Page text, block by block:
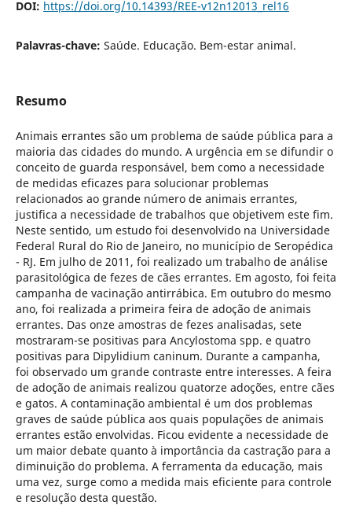
DOI: https://doi.org/10.14393/REE-v12n12013_rel16
Palavras-chave: Saúde. Educação. Bem-estar animal.
Resumo
Animais errantes são um problema de saúde pública para a
maioria das cidades do mundo. A urgência em se difundir o
conceito de guarda responsável, bem como a necessidade
de medidas eficazes para solucionar problemas
relacionados ao grande número de animais errantes,
justifica a necessidade de trabalhos que objetivem este fim.
Neste sentido, um estudo foi desenvolvido na Universidade
Federal Rural do Rio de Janeiro, no município de Seropédica
- RJ. Em julho de 2011, foi realizado um trabalho de análise
parasitológica de fezes de cães errantes. Em agosto, foi feita
campanha de vacinação antirrábica. Em outubro do mesmo
ano, foi realizada a primeira feira de adoção de animais
errantes. Das onze amostras de fezes analisadas, sete
mostraram-se positivas para Ancylostoma spp. e quatro
positivas para Dipylidium caninum. Durante a campanha,
foi observado um grande contraste entre interesses. A feira
de adoção de animais realizou quatorze adoções, entre cães
e gatos. A contaminação ambiental é um dos problemas
graves de saúde pública aos quais populações de animais
errantes estão envolvidas. Ficou evidente a necessidade de
um maior debate quanto à importância da castração para a
diminuição do problema. A ferramenta da educação, mais
uma vez, surge como a medida mais eficiente para controle
e resolução desta questão.